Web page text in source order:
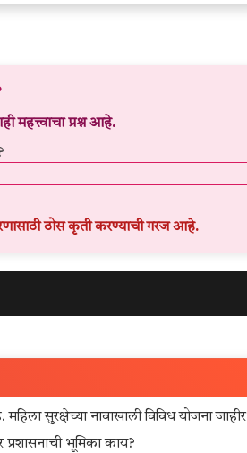
महत्त्वाचा प्रश्न आहे.
ठोस कृती करण्याची गरज आहे.
सुरक्षेच्या नावाखाली विविध योजना जाहीर
प्रशासनाची भूमिका काय?